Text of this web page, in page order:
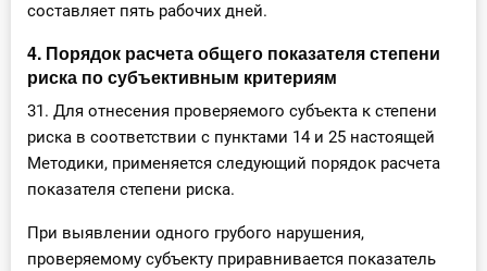
составляет пять рабочих дней.
4. Порядок расчета общего показателя степени
риска по субъективным критериям
31. Для отнесения проверяемого субъекта к степени
риска в соответствии с пунктами 14 и 25 настоящей
Методики, применяется следующий порядок расчета
показателя степени риска.
При выявлении одного грубого нарушения,
проверяемому субъекту приравнивается показатель